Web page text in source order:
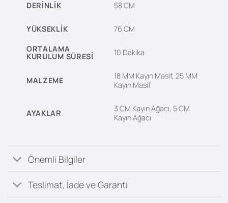
DERINLIK 58 CM
YÜKSEKLIK 76 CM
ORTALAMA
KURULUM SÜRESI 10 Dakika
MALZEME
18 MM Kayın Masif, 25 MM
Kayın Masif
AYAKLAR
3 CM Kayın Ağacı, 5 CM
Kayın Ağacı
Önemli Bilgiler
Teslimat, İade ve Garanti